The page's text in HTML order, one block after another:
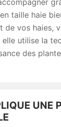
taille haie
de vos haies,
utilise la
des
UNE